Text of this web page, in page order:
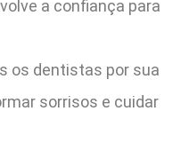
a confiança para
os dentistas por sua
sorrisos e cuidar